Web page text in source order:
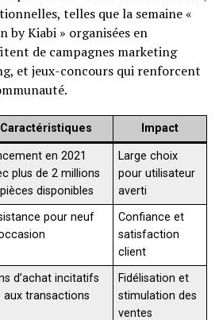
telles que la semaine «
by Kiabi » organisées en
de campagnes marketing
et jeux-concours qui renforcent
Caractéristiques Impact
en 2021
plus de 2 millions
disponibles
Large choix
pour utilisateur
averti
pour neuf
Confiance et
satisfaction
client
d’achat incitatifs
aux transactions
Fidélisation et
stimulation des
ventes